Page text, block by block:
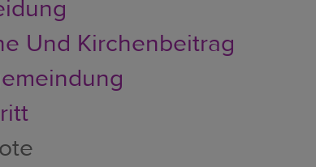
Und Kirchenbeitrag